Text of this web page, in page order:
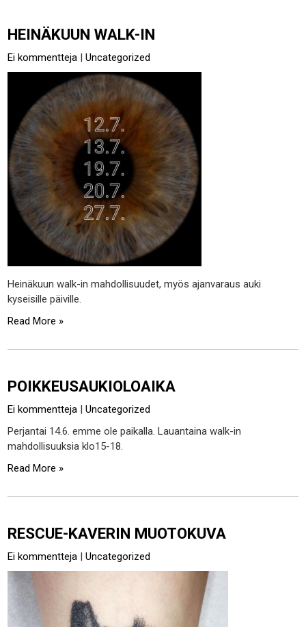
HEINÄKUUN WALK-IN
Ei kommentteja |Uncategorized
Heinäkuun walk-in mahdollisuudet, myös ajanvaraus auki
kyseisille päiville.
Read More »
POIKKEUSAUKIOLOAIKA
Ei kommentteja |Uncategorized
Perjantai 14.6. emme ole paikalla. Lauantaina walk-in
mahdollisuuksia klo15-18.
Read More »
RESCUE-KAVERIN MUOTOKUVA
Ei kommentteja |Uncategorized